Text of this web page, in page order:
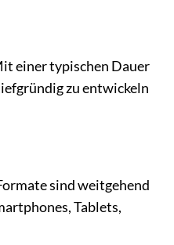
einer typischen Dauer
zu entwickeln
sind weitgehend
Tablets,